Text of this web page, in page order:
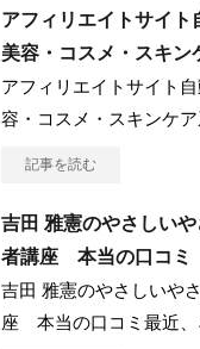
アフィリエイトサイ
美容・コスメ・スキン
アフィリエイトサイト
容・コスメ・スキンケ
記事を読む
吉田 雅憲のやさしい
者講座 本当の口コミ
吉田 雅憲のやさしいや
座 本当の口コミ最近、